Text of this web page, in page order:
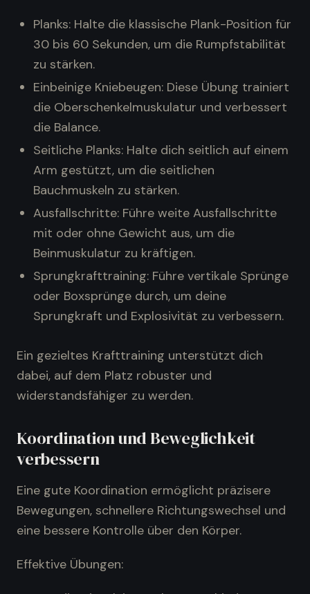
Planks: Halte die klassische Plank-Position für
30 bis 60 Sekunden, um die Rumpfstabilität
zu stärken.
Einbeinige Kniebeugen: Diese Übung trainiert
die Oberschenkelmuskulatur und verbessert
die Balance.
Seitliche Planks: Halte dich seitlich auf einem
Arm gestützt, um die seitlichen
Bauchmuskeln zu stärken.
Ausfallschritte: Führe weite Ausfallschritte
mit oder ohne Gewicht aus, um die
Beinmuskulatur zu kräftigen.
Sprungkrafttraining: Führe vertikale Sprünge
oder Boxsprünge durch, um deine
Sprungkraft und Explosivität zu verbessern.
Ein gezieltes Krafttraining unterstützt dich
dabei, auf dem Platz robuster und
widerstandsfähiger zu werden.
Koordination und Beweglichkeit
verbessern
Eine gute Koordination ermöglicht präzisere
Bewegungen, schnellere Richtungswechsel und
eine bessere Kontrolle über den Körper.
Effektive Übungen: